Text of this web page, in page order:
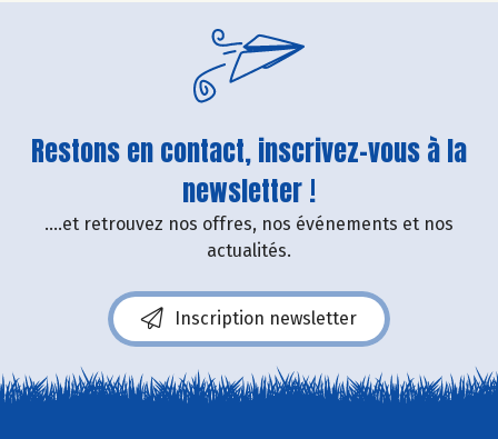
Restons en contact, inscrivez-vous à la
newsletter !
....et retrouvez nos offres, nos événements et nos
actualités.
Inscription newsletter